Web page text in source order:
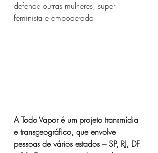
defende outras mulheres, super
feminista e empoderada.
A Todo Vapor é um projeto transmídia
e transgeográfico, que envolve
pessoas de vários estados – SP, RJ, DF